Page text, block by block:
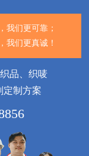
我们更可靠；
我们更真诚！
品、织唛
定制方案